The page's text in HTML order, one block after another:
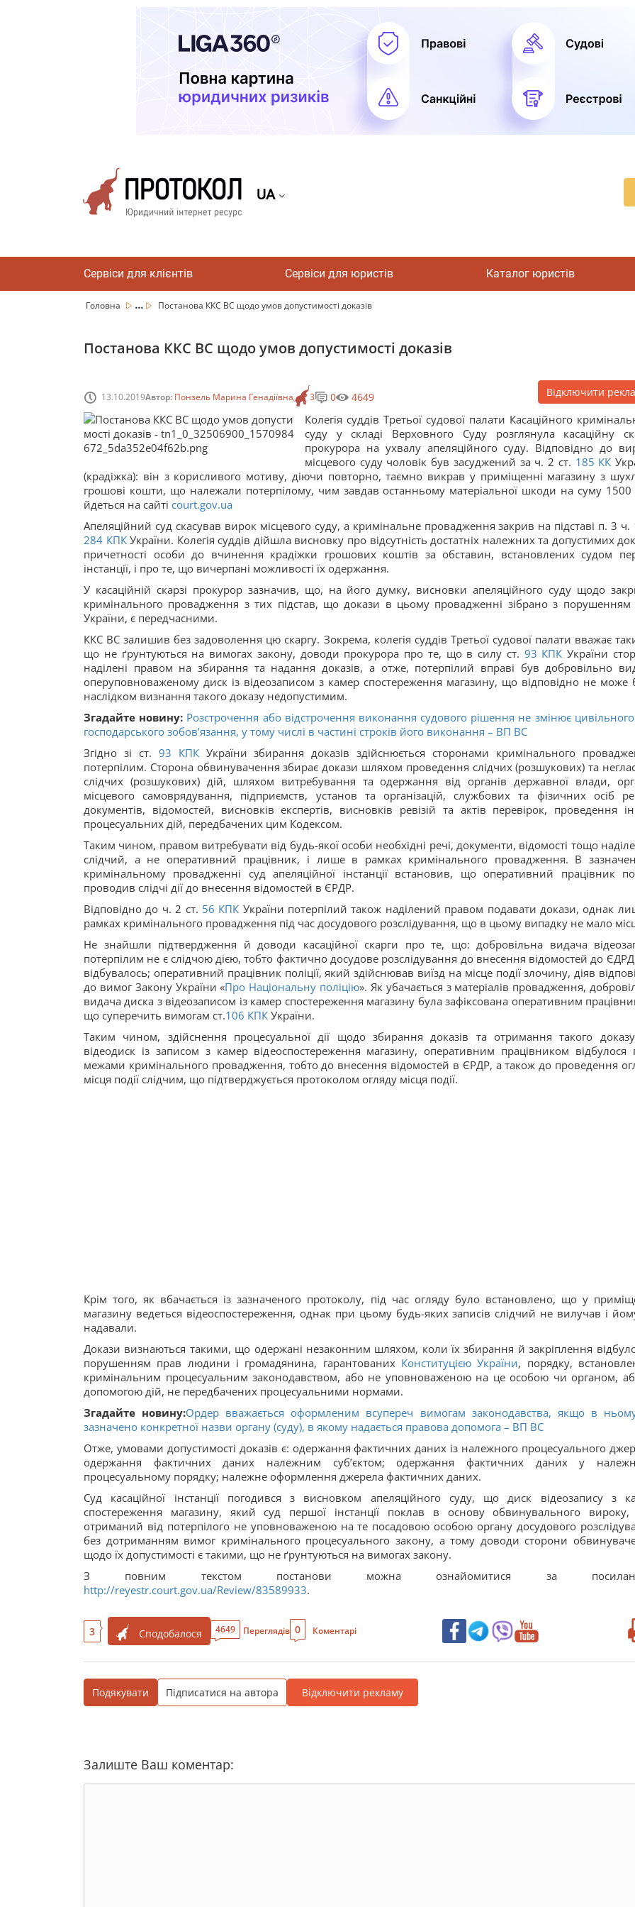
UA
Сервіси для клієнтів Сервіси для юристів Каталог юристів
Головна ... Постанова ККС ВС щодо умов допустимості доказів
Постанова ККС ВС щодо умов допустимості доказів
13.10.2019Автор: Понзель Марина Генадіївна 3 0 4649 Відключити
Колегія суддів Третьої судової палати Касаційного
суду у складі Верховного Суду розглянула касаційну
прокурора на ухвалу апеляційного суду. Відповідно до
місцевого суду чоловік був засуджений за ч. 2 ст. 185 КК
(крадіжка): він з корисливого мотиву, діючи повторно, таємно викрав у приміщенні магазину з
грошові кошти, що належали потерпілому, чим завдав останньому матеріальної шкоди на суму 1500
йдеться на сайті court.gov.ua
Апеляційний суд скасував вирок місцевого суду, а кримінальне провадження закрив на підставі п. 3 ч.
284 КПКУкраїни. Колегія суддів дійшла висновку про відсутність достатніх належних та допустимих
причетності особи до вчинення крадіжки грошових коштів за обставин, встановлених судом
інстанції, і про те, що вичерпані можливості їх одержання.
У касаційній скарзі прокурор зазначив, що, на його думку, висновки апеляційного суду щодо
кримінального провадження з тих підстав, що докази в цьому провадженні зібрано з порушенням
України, є передчасними.
ККС ВС залишив без задоволення цю скаргу. Зокрема, колегія суддів Третьої судової палати вважає
що не ґрунтуються на вимогах закону, доводи прокурора про те, що в силу ст. 93 КПК України
наділені правом на збирання та надання доказів, а отже, потерпілий вправі був добровільно
оперуповноваженому диск із відеозаписом з камер спостереження магазину, що відповідно не може
наслідком визнання такого доказу недопустимим.
Згадайте новину: Розстрочення або відстрочення виконання судового рішення не змінює
господарського зобов’язання, у тому числі в частині строків його виконання – ВП ВС
Згідно зі ст. 93 КПКУкраїни збирання доказів здійснюється сторонами кримінального
потерпілим. Сторона обвинувачення збирає докази шляхом проведення слідчих (розшукових) та
слідчих (розшукових) дій, шляхом витребування та одержання від органів державної влади,
місцевого самоврядування, підприємств, установ та організацій, службових та фізичних осіб
документів, відомостей, висновків експертів, висновків ревізій та актів перевірок, проведення
процесуальних дій, передбачених цим Кодексом.
Таким чином, правом витребувати від будь-якої особи необхідні речі, документи, відомості тощо
слідчий, а не оперативний працівник, і лише в рамках кримінального провадження. В
кримінальному провадженні суд апеляційної інстанції встановив, що оперативний працівник
проводив слідчі дії до внесення відомостей в ЄРДР.
Відповідно до ч. 2 ст. 56 КПК України потерпілий також наділений правом подавати докази, однак
рамках кримінального провадження під час досудового розслідування, що в цьому випадку не мало
Не знайшли підтвердження й доводи касаційної скарги про те, що: добровільна видача
потерпілим не є слідчою дією, тобто фактично досудове розслідування до внесення відомостей до
відбувалось; оперативний працівник поліції, який здійснював виїзд на місце події злочину, діяв
до вимог Закону України «Про Національну поліцію». Як убачається з матеріалів провадження,
видача диска з відеозаписом із камер спостереження магазину була зафіксована оперативним
що суперечить вимогам ст.106 КПК України.
Таким чином, здійснення процесуальної дії щодо збирання доказів та отримання такого
відеодиск із записом з камер відеоспостереження магазину, оперативним працівником відбулося
межами кримінального провадження, тобто до внесення відомостей в ЄРДР, а також до проведення
місця події слідчим, що підтверджується протоколом огляду місця події.
Крім того, як вбачається із зазначеного протоколу, під час огляду було встановлено, що у
магазину ведеться відеоспостереження, однак при цьому будь-яких записів слідчий не вилучав і
надавали.
Докази визнаються такими, що одержані незаконним шляхом, коли їх збирання й закріплення
порушенням прав людини і громадянина, гарантованих Конституцією України, порядку,
кримінальним процесуальним законодавством, або не уповноваженою на це особою чи органом,
допомогою дій, не передбачених процесуальними нормами.
Згадайте новину:Ордер вважається оформленим всупереч вимогам законодавства, якщо в
зазначено конкретної назви органу (суду), в якому надається правова допомога – ВП ВС
Отже, умовами допустимості доказів є: одержання фактичних даних із належного процесуального
одержання фактичних даних належним суб’єктом; одержання фактичних даних у
процесуальному порядку; належне оформлення джерела фактичних даних.
Суд касаційної інстанції погодився з висновком апеляційного суду, що диск відеозапису з
спостереження магазину, який суд першої інстанції поклав в основу обвинувального вироку,
отриманий від потерпілого не уповноваженою на те посадовою особою органу досудового
без дотриманням вимог кримінального процесуального закону, а тому доводи сторони
щодо їх допустимості є такими, що не ґрунтуються на вимогах закону.
З повним текстом постанови можна ознайомитися за
http://reyestr.court.gov.ua/Review/83589933.
3 Сподобалося 4649 Переглядів 0 Коментарі
Подякувати Підписатися на автора Відключити рекламу
Залиште Ваш коментар: